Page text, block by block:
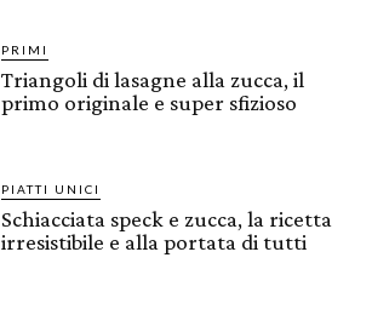
PRIMI
Triangoli di lasagne alla zucca, il
primo originale e super sfizioso
PIATTI UNICI
Schiacciata speck e zucca, la ricetta
irresistibile e alla portata di tutti